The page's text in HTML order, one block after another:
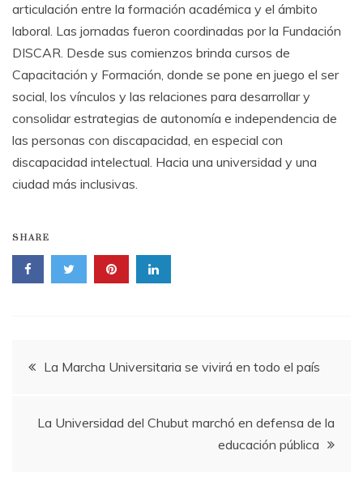
articulación entre la formación académica y el ámbito
laboral. Las jornadas fueron coordinadas por la Fundación
DISCAR. Desde sus comienzos brinda cursos de
Capacitación y Formación, donde se pone en juego el ser
social, los vínculos y las relaciones para desarrollar y
consolidar estrategias de autonomía e independencia de
las personas con discapacidad, en especial con
discapacidad intelectual. Hacia una universidad y una
ciudad más inclusivas.
SHARE
Navegación
La Marcha Universitaria se vivirá en todo el país
La Universidad del Chubut marchó en defensa de la
educación pública